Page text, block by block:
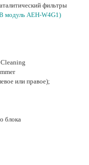
фильтры
модуль AEH-W4G1)
или правое);
блока